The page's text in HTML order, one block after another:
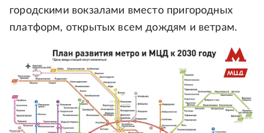
городскими вокзалами вместо пригородных
платформ, открытых всем дождям и ветрам.